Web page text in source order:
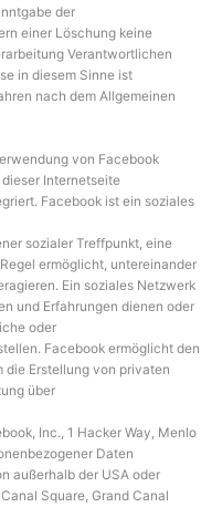
der
einer Löschung keine
Verantwortlichen
in diesem Sinne ist
nach dem Allgemeinen
von Facebook
Internetseite
Facebook ist ein soziales
sozialer Treffpunkt, eine
ermöglicht, untereinander
Ein soziales Netzwerk
und Erfahrungen dienen oder
oder
Facebook ermöglicht den
die Erstellung von privaten
über
Inc., 1 Hacker Way, Menlo
Daten
außerhalb der USA oder
Square, Grand Canal